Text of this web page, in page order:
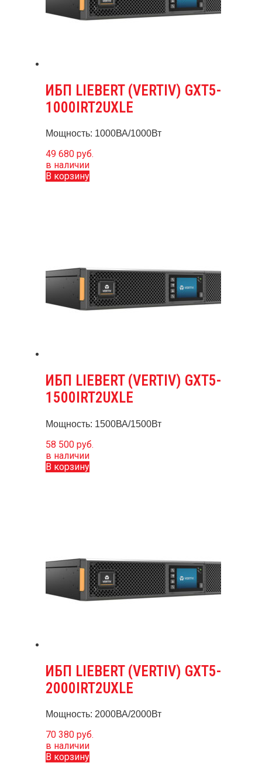
ИБП LIEBERT (VERTIV) GXT5-
1000IRT2UXLE
Мощность: 1000ВА/1000Вт
49 680 руб.
в наличии
В корзину
ИБП LIEBERT (VERTIV) GXT5-
1500IRT2UXLE
Мощность: 1500ВА/1500Вт
58 500 руб.
в наличии
В корзину
ИБП LIEBERT (VERTIV) GXT5-
2000IRT2UXLE
Мощность: 2000ВА/2000Вт
70 380 руб.
в наличии
В корзину